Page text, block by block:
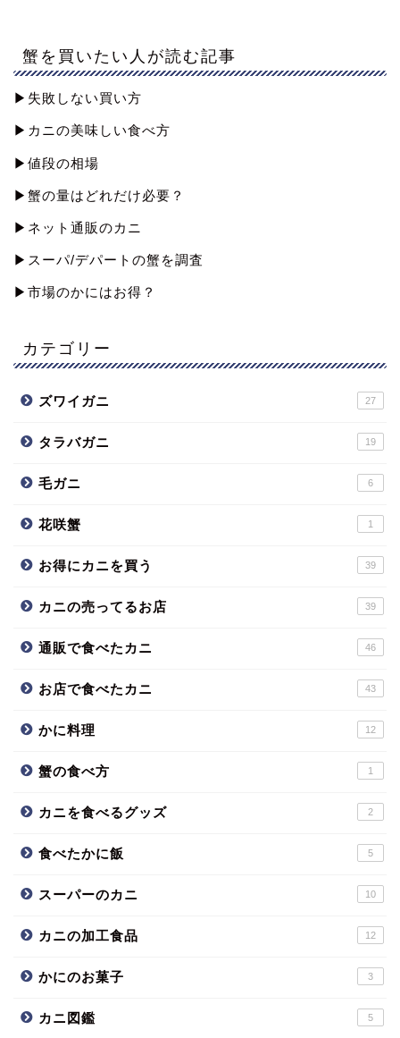
蟹を買いたい人が読む記事
▶︎失敗しない買い方
▶︎カニの美味しい食べ方
▶︎値段の相場
▶︎蟹の量はどれだけ必要？
▶︎ネット通販のカニ
▶︎スーパ/デパートの蟹を調査
▶︎市場のかにはお得？
カテゴリー
ズワイガニ 27
タラバガニ 19
毛ガニ 6
花咲蟹 1
お得にカニを買う 39
カニの売ってるお店 39
通販で食べたカニ 46
お店で食べたカニ 43
かに料理 12
蟹の食べ方 1
カニを食べるグッズ 2
食べたかに飯 5
スーパーのカニ 10
カニの加工食品 12
かにのお菓子 3
カニ図鑑 5